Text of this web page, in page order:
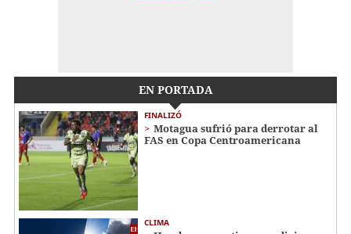
EN PORTADA
FINALIZÓ
Motagua sufrió para derrotar al
FAS en Copa Centroamericana
CLIMA